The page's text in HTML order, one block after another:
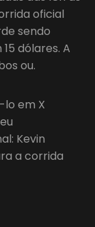
oficial
sendo
dólares. A
ou.
lo em X
Kevin
a corrida